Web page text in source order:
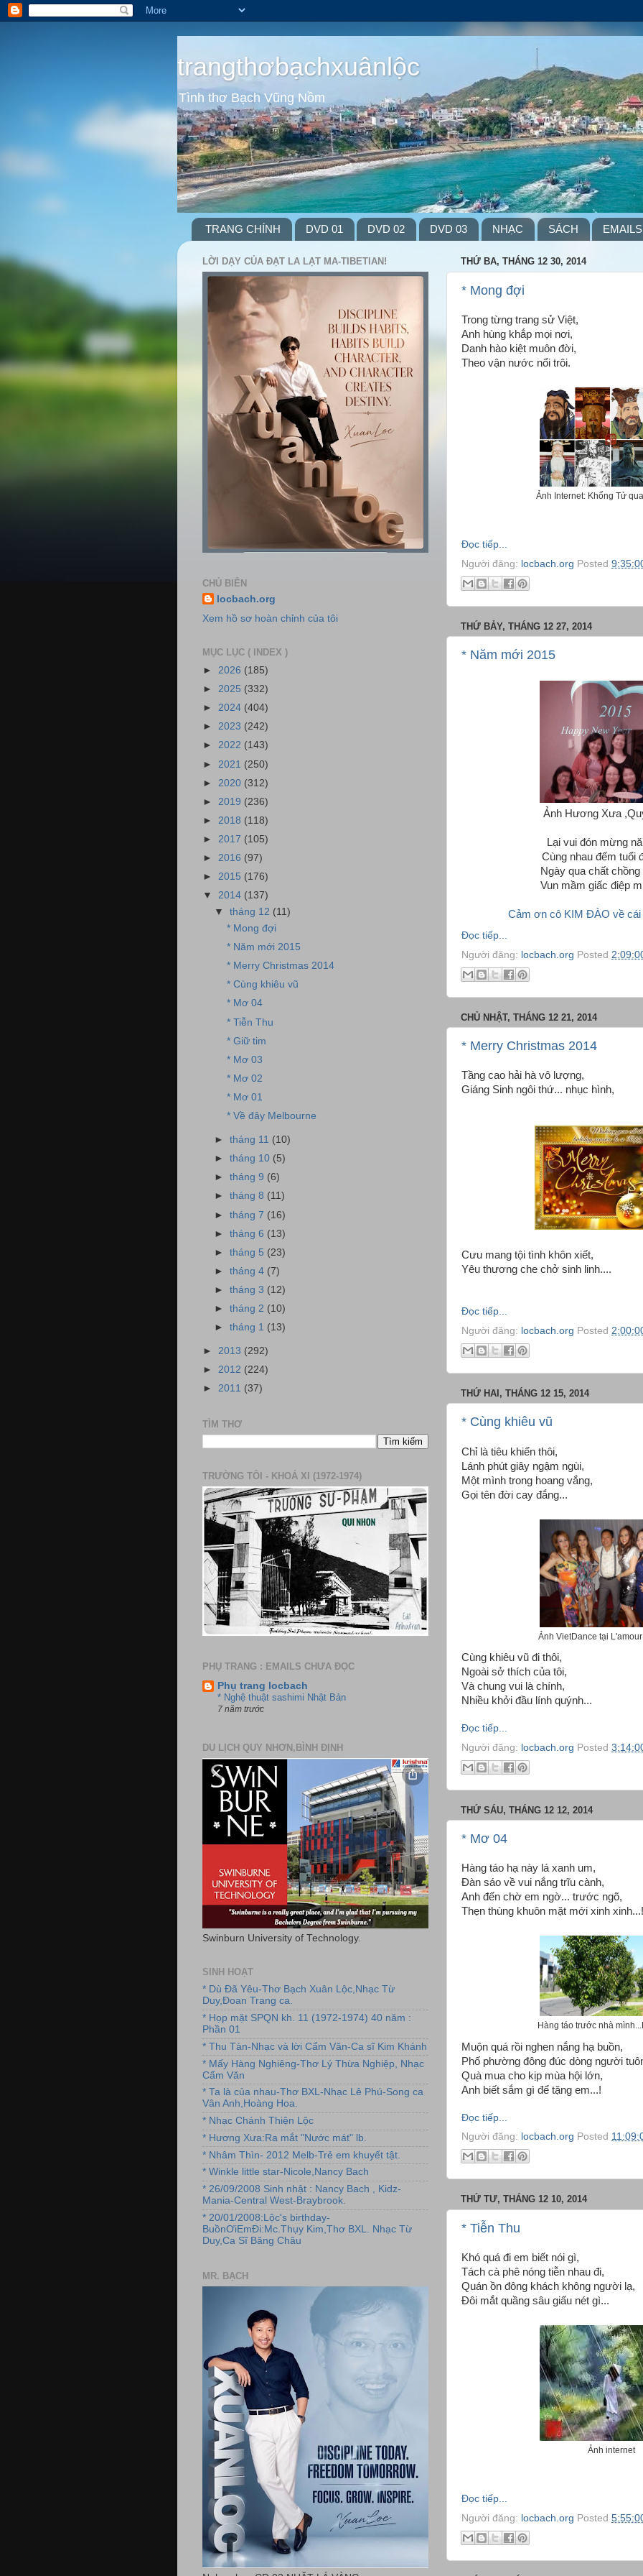
trangthơbạchxuânlộc
Tình thơ Bạch Vũng Nồm
TRANG CHÍNH DVD 01 DVD 02 DVD 03 NHẠC SÁCH EMAILS
THỨ BA, THÁNG 12 30, 2014
* Mong đợi
Trong từng trang sử Việt,
Anh hùng khắp mọi nơi,
Danh hào kiệt muôn đời,
Theo vận nước nổi trôi.
Ảnh Internet: Khổng Tử
Đọc tiếp...
Người đăng: locbach.org Posted
THỨ BẢY, THÁNG 12 27, 2014
* Năm mới 2015
Ảnh Hương Xưa
Lại vui đón mừng
Cùng nhau đếm tuổi
Ngày qua chất
Vun mầm giấc điệp
Cảm ơn cô KIM ĐÀO về cái
Đọc tiếp...
Người đăng: locbach.org Posted
CHỦ NHẬT, THÁNG 12 21, 2014
* Merry Christmas 2014
Tầng cao hải hà vô lượng,
Giáng Sinh ngôi thứ... nhục hình,
Cưu mang tội tình khôn xiết,
Yêu thương che chở sinh linh....
Đọc tiếp...
Người đăng: locbach.org Posted
THỨ HAI, THÁNG 12 15, 2014
* Cùng khiêu vũ
Chỉ là tiêu khiển thôi,
Lánh phút giây ngậm ngùi,
Một mình trong hoang vắng,
Gọi tên đời cay đắng...
Ảnh VietDance tại
Cùng khiêu vũ đi thôi,
Ngoài sở thích của tôi,
Và chung vui là chính,
Nhiều khởi đầu lính quýnh...
Đọc tiếp...
Người đăng: locbach.org Posted
THỨ SÁU, THÁNG 12 12, 2014
* Mơ 04
Hàng táo hạ này lá xanh um,
Đàn sáo về vui nắng trĩu cành,
Anh đến chờ em ngờ... trước ngõ,
Thẹn thùng khuôn mặt mới xinh xinh...!
Hàng táo trước nhà
Muộn quá rồi nghen nắng hạ buồn,
Phố phường đông đúc dòng người
Quà mua cho kịp mùa hội lớn,
Anh biết sắm gì để tặng em...!
Đọc tiếp...
Người đăng: locbach.org Posted
THỨ TƯ, THÁNG 12 10, 2014
* Tiễn Thu
Khó quá đi em biết nói gì,
Tách cà phê nóng tiễn nhau đi,
Quán ồn đông khách không người lạ,
Đôi mắt quầng sâu giấu nét gì...
Ảnh internet
Đọc tiếp...
Người đăng: locbach.org Posted
LỜI DẠY CỦA ĐẠT LA LẠT MA-TIBETIAN!
CHỦ BIÊN
locbach.org
Xem hồ sơ hoàn chỉnh của tôi
MỤC LỤC ( INDEX )
► 2026 (185)
► 2025 (332)
► 2024 (404)
► 2023 (242)
► 2022 (143)
► 2021 (250)
► 2020 (312)
► 2019 (236)
► 2018 (118)
► 2017 (105)
► 2016 (97)
► 2015 (176)
▼ 2014 (137)
▼tháng 12 (11)
* Mong đợi
* Năm mới 2015
* Merry Christmas 2014
* Cùng khiêu vũ
* Mơ 04
* Tiễn Thu
* Giữ tim
* Mơ 03
* Mơ 02
* Mơ 01
* Về đây Melbourne
►tháng 11 (10)
►tháng 10 (5)
►tháng 9 (6)
►tháng 8 (11)
►tháng 7 (16)
►tháng 6 (13)
►tháng 5 (23)
►tháng 4 (7)
►tháng 3 (12)
►tháng 2 (10)
►tháng 1 (13)
► 2013 (292)
► 2012 (224)
► 2011 (37)
TÌM THƠ
TRƯỜNG TÔI - KHOÁ XI (1972-1974)
PHỤ TRANG : EMAILS CHƯA ĐỌC
Phụ trang locbach
* Nghệ thuật sashimi Nhật Bản
7 năm trước
DU LỊCH QUY NHƠN,BÌNH ĐỊNH
Swinburn University of Technology.
SINH HOẠT
* Dù Đã Yêu-Thơ Bạch Xuân Lộc,Nhạc Từ
Duy,Đoan Trang ca.
* Họp mặt SPQN kh. 11 (1972-1974) 40 năm :
Phần 01
* Thu Tàn-Nhạc và lời Cẩm Văn-Ca sĩ Kim Khánh
* Mấy Hàng Nghiêng-Thơ Lý Thừa Nghiệp, Nhạc
Cẩm Văn
* Ta là của nhau-Thơ BXL-Nhạc Lê Phú-Song ca
Vân Anh,Hoàng Hoa.
* Nhạc Chánh Thiện Lộc
* Hương Xưa:Ra mắt "Nước mát" lb.
* Nhâm Thìn- 2012 Melb-Trẻ em khuyết tật.
* Winkle little star-Nicole,Nancy Bach
* 26/09/2008 Sinh nhật : Nancy Bach , Kidz-
Mania-Central West-Braybrook.
* 20/01/2008:Lộc's birthday-
BuồnƠiEmĐi:Mc.Thụy Kim,Thơ BXL. Nhạc Từ
Duy,Ca Sĩ Băng Châu
MR. BẠCH